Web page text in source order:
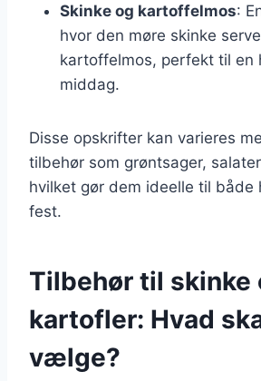
Skinke og kartoffelmos:
hvor den møre skinke
kartoffelmos, perfekt til en
middag.
Disse opskrifter kan varieres
tilbehør som grøntsager,
hvilket gør dem ideelle til både
fest.
Tilbehør til skinke
kartofler: Hvad
vælge?